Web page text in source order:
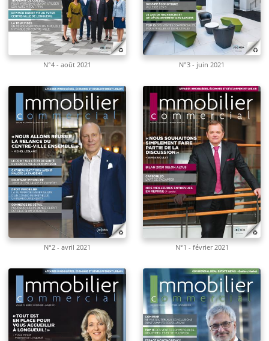
N°4 - août 2021 N°3 - juin 2021
N°2 - avril 2021 N°1 - février 2021